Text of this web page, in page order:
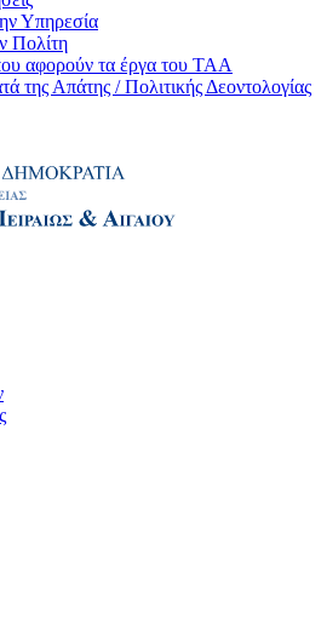
Υπηρεσία
Πολίτη
αφορούν τα έργα του ΤΑΑ
της Απάτης / Πολιτικής Δεοντολογίας